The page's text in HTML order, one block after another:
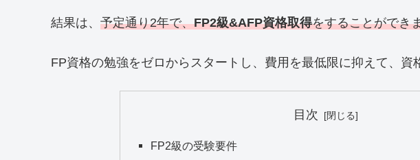
結果は、 予定通り2年で、FP2級&AFP資格取得をすることができ
FP資格の勉強をゼロからスタートし、費用を最低限に抑えて、資
目次
FP2級の受験要件